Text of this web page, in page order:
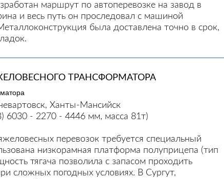
маршрут по автоперевозке на завод в
и весь путь он проследовал с машиной
была доставлена точно в срок,
ТРАНСФОРМАТОРА
Ханты-Мансийск
- 2270 - 4446 мм, масса 81т)
перевозок требуется специальный
низкорамная платформа полуприцепа (тип
тягача позволила с запасом проходить
сложных погодных условиях. В Сургут,